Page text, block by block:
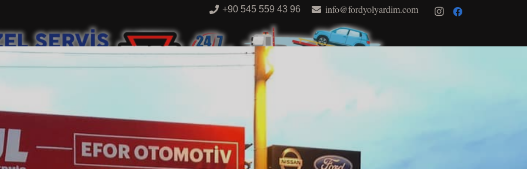
+90 545 559 43 96 info@fordyolyardim.com
it, then start writing!